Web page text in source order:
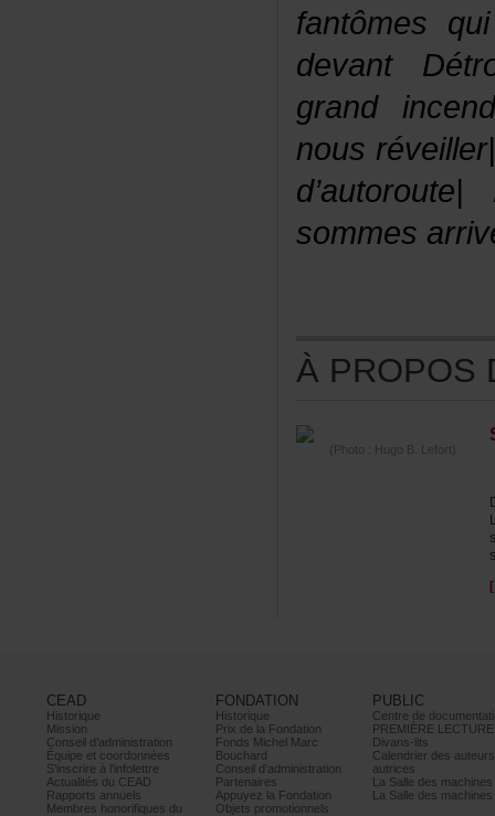
(Photo:HugoB.Lefort)
CEAD
Historique
Mission
Conseild’administration
Équipeetcoordonnées
S’inscrireàl’infolettre
ActualitésduCEAD
Rapportsannuels
Membreshonorifiquesdu
FONDATION
Historique
PrixdelaFondation
FondsMichelMarc
Bouchard
Conseild’administration
Partenaires
AppuyezlaFondation
Objetspromotionnels
PUBLIC
PREMIÈRELECTURE
Divans-lits
autrices